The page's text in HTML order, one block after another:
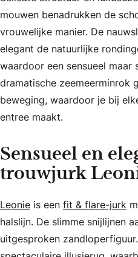
mouwen benadrukken de
vrouwelijke manier. De
elegant de natuurlijke
waardoor een sensueel
dramatische zeemeerminrok
beweging, waardoor je bij
entree maakt.
Sensueel en
trouwjurk
Leonie is een fit & flare-jurk
halslijn. De slimme snijlijnen
uitgesproken